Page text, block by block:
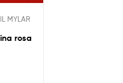
MYLAR
rosa